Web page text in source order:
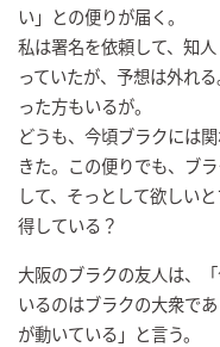
い」との便りが届く。
私は署名を依頼して、知
っていたが、予想は外れ
った方もいるが。
どうも、今頃ブラクには
きた。この便りでも、ブ
して、そっとして欲しい
得している？
大阪のブラクの友人は、
いるのはブラクの大衆で
が動いている」と言う。